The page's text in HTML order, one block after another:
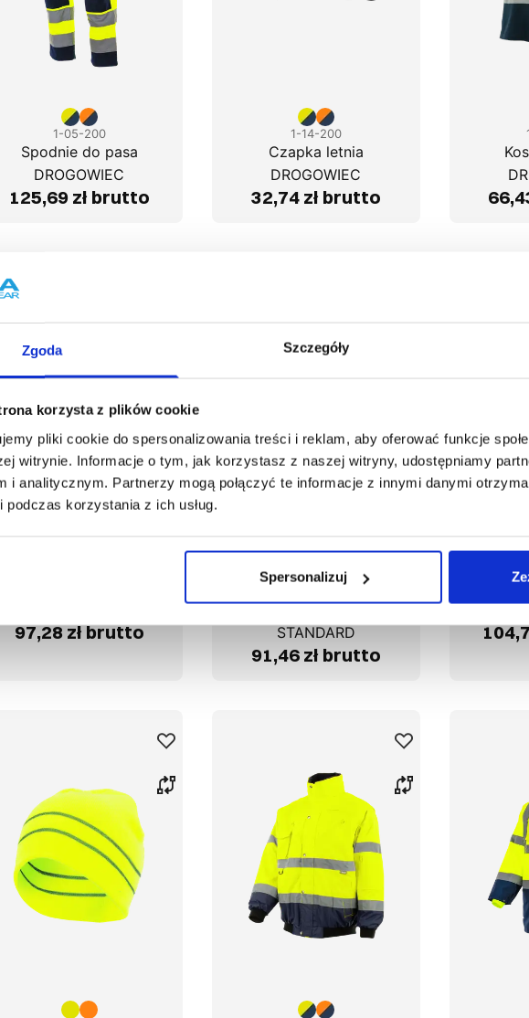
Zgoda Szczegóły
korzysta z plików cookie
pliki cookie do spersonalizowania treści i reklam, aby oferować funkcje
witrynie. Informacje o tym, jak korzystasz z naszej witryny, udostępniamy
i analitycznym. Partnerzy mogą połączyć te informacje z innymi danymi
podczas korzystania z ich usług.
Spersonalizuj
1-05-200
Spodnie do pasa
DROGOWIEC
125,69 zł brutto
1-14-200
Czapka letnia
DROGOWIEC
32,74 zł brutto
97,28 zł brutto
1-05-270
Spodnie do pasa
DROGOWIEC
STANDARD
91,46 zł brutto